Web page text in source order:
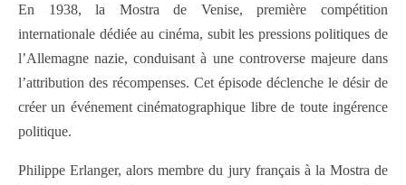
En 1938, la Mostra de Venise, première compétition
internationale dédiée au cinéma, subit les pressions politiques de
l’Allemagne nazie, conduisant à une controverse majeure dans
l’attribution des récompenses. Cet épisode déclenche le désir de
créer un événement cinématographique libre de toute ingérence
politique.
Philippe Erlanger, alors membre du jury français à la Mostra de